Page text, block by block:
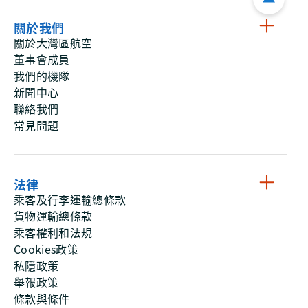
關於我們
關於大灣區航空
董事會成員
我們的機隊
新聞中心
聯絡我們
常見問題
法律
乘客及行李運輸總條款
貨物運輸總條款
乘客權利和法規
Cookies政策
私隱政策
舉報政策
條款與條件